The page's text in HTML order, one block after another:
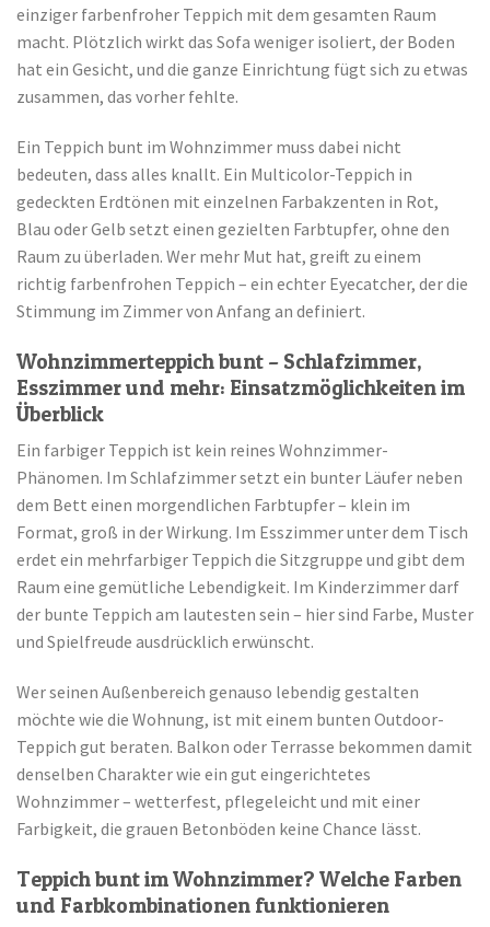
einziger farbenfroher Teppich mit dem gesamten Raum
macht. Plötzlich wirkt das Sofa weniger isoliert, der Boden
hat ein Gesicht, und die ganze Einrichtung fügt sich zu etwas
zusammen, das vorher fehlte.
Ein Teppich bunt im Wohnzimmer muss dabei nicht
bedeuten, dass alles knallt. Ein Multicolor-Teppich in
gedeckten Erdtönen mit einzelnen Farbakzenten in Rot,
Blau oder Gelb setzt einen gezielten Farbtupfer, ohne den
Raum zu überladen. Wer mehr Mut hat, greift zu einem
richtig farbenfrohen Teppich – ein echter Eyecatcher, der die
Stimmung im Zimmer von Anfang an definiert.
Wohnzimmerteppich bunt – Schlafzimmer,
Esszimmer und mehr: Einsatzmöglichkeiten im
Überblick
Ein farbiger Teppich ist kein reines Wohnzimmer-
Phänomen. Im Schlafzimmer setzt ein bunter Läufer neben
dem Bett einen morgendlichen Farbtupfer – klein im
Format, groß in der Wirkung. Im Esszimmer unter dem Tisch
erdet ein mehrfarbiger Teppich die Sitzgruppe und gibt dem
Raum eine gemütliche Lebendigkeit. Im Kinderzimmer darf
der bunte Teppich am lautesten sein – hier sind Farbe, Muster
und Spielfreude ausdrücklich erwünscht.
Wer seinen Außenbereich genauso lebendig gestalten
möchte wie die Wohnung, ist mit einem bunten Outdoor-
Teppich gut beraten. Balkon oder Terrasse bekommen damit
denselben Charakter wie ein gut eingerichtetes
Wohnzimmer – wetterfest, pflegeleicht und mit einer
Farbigkeit, die grauen Betonböden keine Chance lässt.
Teppich bunt im Wohnzimmer? Welche Farben
und Farbkombinationen funktionieren